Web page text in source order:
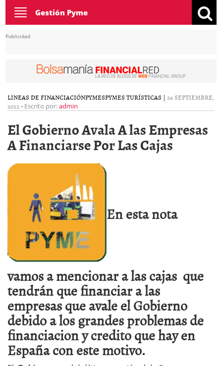
Toggle
navigation
Gestión Pyme
Publicidad
LINEAS DE FINANCIACIÓNPYMESPYMES TURÍSTICAS | 24 SEPTIEMBRE,
2012- Escrito por:admin
El Gobierno Avala A las Empresas
A Financiarse Por Las Cajas
En esta nota
vamos a mencionar a las cajas que
tendrán que financiar a las
empresas que avale el Gobierno
debido a los grandes problemas de
financiacion y credito que hay en
España con este motivo.